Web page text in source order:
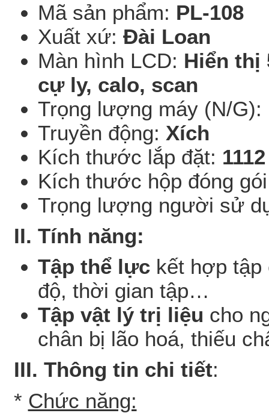
Mã sản phẩm: PL-108
Xuất xứ: Đài Loan
Màn hình LCD: Hiển thị
cự ly, calo, scan
Trọng lượng máy (N/G):
Truyền động: Xích
Kích thước lắp đặt:
Kích thước hộp đóng
Trọng lượng người sử
II. Tính năng:
Tập thể lựckết hợp tập
độ, thời gian tập…
Tập vật lý trị liệu cho
chân bị lão hoá, thiếu
III. Thông tin chi tiết:
* Chức năng: